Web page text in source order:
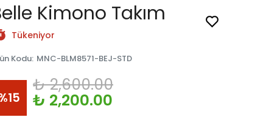
Kimono Takım
Tükeniyor
Kodu: MNC-BLM8571-BEJ-STD
15
₺ 2,600.00
₺ 2,200.00